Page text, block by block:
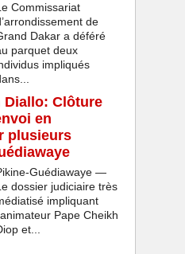
Commissariat
de
Dakar a déféré
parquet deux
impliqués
Diallo: Clôture
en
plusieurs
Guédiawaye —
dossier judiciaire très
impliquant
Pape Cheikh
et...